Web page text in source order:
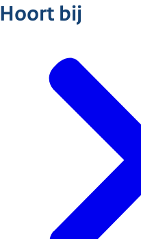
Hoort bij